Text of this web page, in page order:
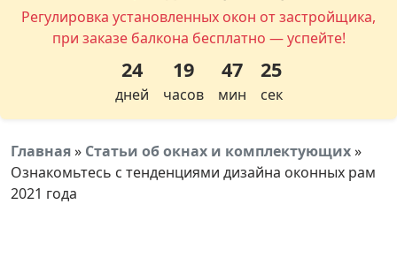
Регулировка установленных окон от застройщика,
при заказе балкона бесплатно — успейте!
24
дней
19
часов
47
мин
24
сек
Главная» Статьи об окнах и комплектующих»
Ознакомьтесь с тенденциями дизайна оконных рам
2021 года